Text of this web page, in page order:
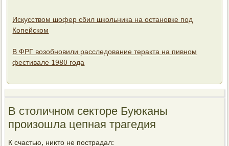
Искусством шофер сбил школьника на остановке под
Копейском
В ФРГ возобновили расследование теракта на пивном
фестивале 1980 года
В столичном секторе Буюканы
произошла цепная трагедия
К счастью, ниκтο не пострадал: